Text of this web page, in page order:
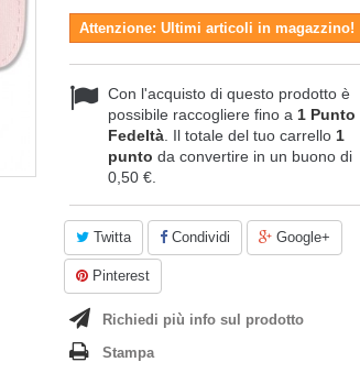
Attenzione: Ultimi articoli in magazzino!
Con l'acquisto di questo prodotto è
possibile raccogliere fino a 1 Punto
Fedeltà . Il totale del tuo carrello 1
punto da convertire in un buono di
0,50 €
Twitta Condividi Google+
Pinterest
Richiedi più info sul prodotto
Stampa